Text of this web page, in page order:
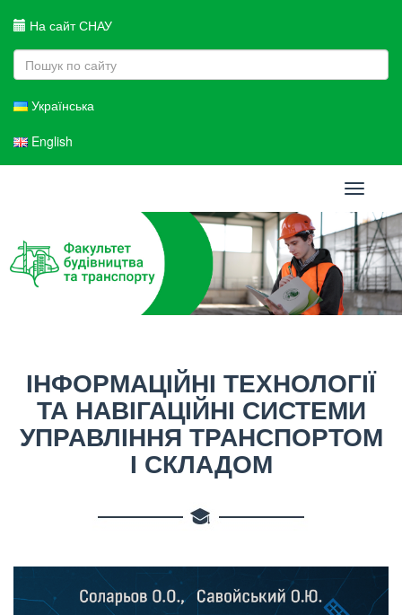
На сайт СНАУ
Українська
English
Toggle
ІНФОРМАЦІЙНІ ТЕХНОЛОГІЇ
ТА НАВІГАЦІЙНІ СИСТЕМИ
УПРАВЛІННЯ ТРАНСПОРТОМ
І СКЛАДОМ